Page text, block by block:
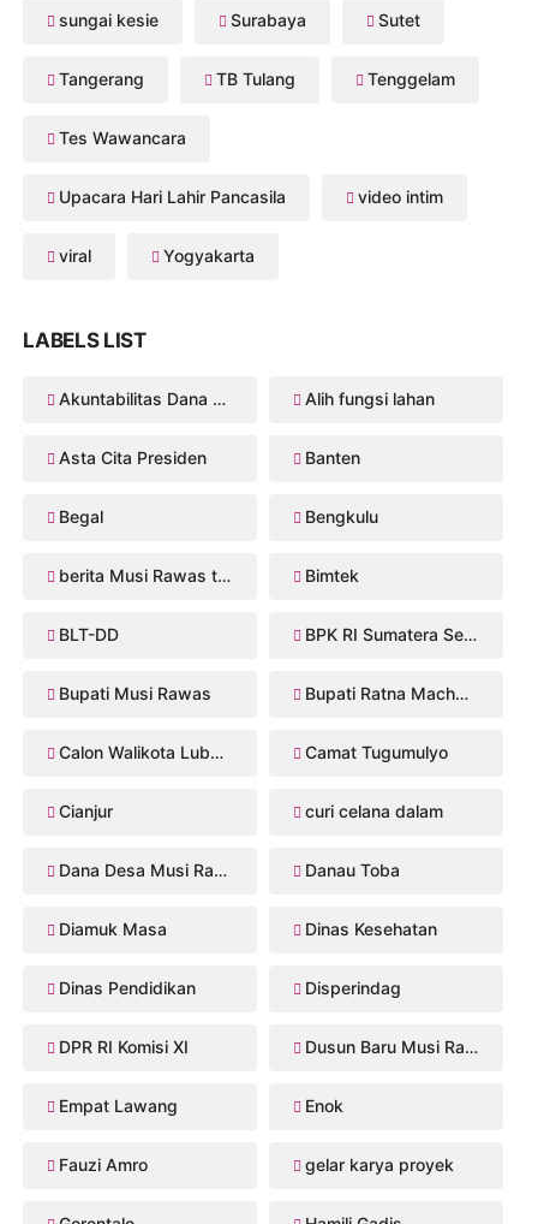
sungai kesie Surabaya Sutet
Tangerang TB Tulang Tenggelam
Tes Wawancara
Upacara Hari Lahir Pancasila video intim
viral Yogyakarta
LABELS LIST
Akuntabilitas Dana Desa Alih fungsi lahan
Asta Cita Presiden Banten
Begal Bengkulu
berita Musi Rawas terbaru Bimtek
BLT-DD BPK RI Sumatera Selatan
Bupati Musi Rawas Bupati Ratna Machmud
Calon Walikota Lubuklinggau Camat Tugumulyo
Cianjur curi celana dalam
Dana Desa Musi Rawas Danau Toba
Diamuk Masa Dinas Kesehatan
Dinas Pendidikan Disperindag
DPR RI Komisi XI Dusun Baru Musi Rawas
Empat Lawang Enok
Fauzi Amro gelar karya proyek